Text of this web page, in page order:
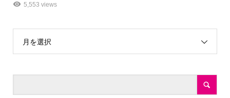
5,553 views
月を選択